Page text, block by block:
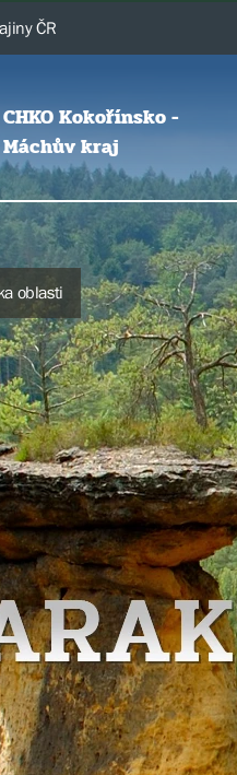
ČR
CHKO Kokořínsko -
Máchův kraj
kraj
oblasti